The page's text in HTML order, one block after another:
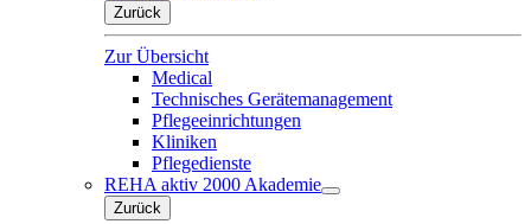
Zurück
Zur Übersicht
Medical
Technisches Gerätemanagement
Pflegeeinrichtungen
Kliniken
Pflegedienste
REHA aktiv 2000 Akademie
Zurück